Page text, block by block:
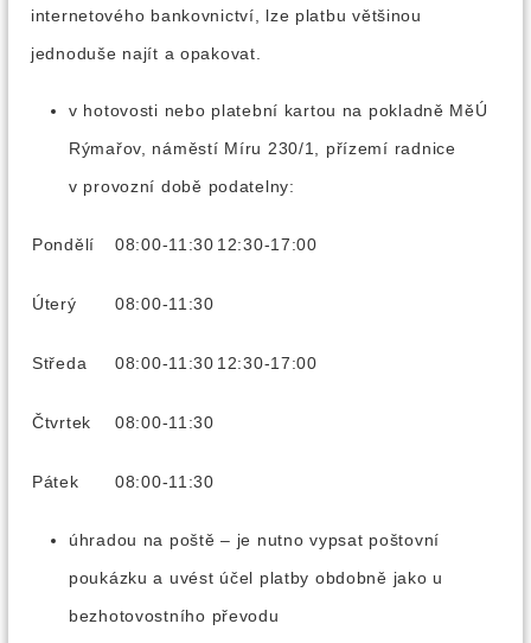
internetového bankovnictví, lze platbu většinou
jednoduše najít a opakovat.
v hotovosti nebo platební kartou na pokladně MěÚ
Rýmařov, náměstí Míru 230/1, přízemí radnice
v provozní době podatelny:
Pondělí 08:00-11:30 12:30-17:00
Úterý 08:00-11:30
Středa 08:00-11:30 12:30-17:00
Čtvrtek 08:00-11:30
Pátek 08:00-11:30
úhradou na poště – je nutno vypsat poštovní
poukázku a uvést účel platby obdobně jako u
bezhotovostního převodu